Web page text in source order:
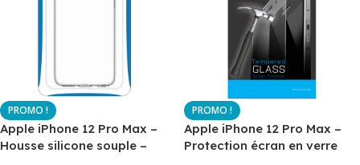
Apple iPhone 12 Pro Max –
Housse silicone souple –
Apple iPhone 12 Pro Max –
Protection écran en verre